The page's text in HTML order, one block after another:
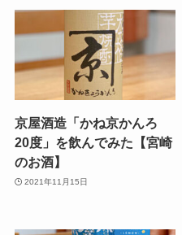
京屋酒造「かね京かんろ
20度」を飲んでみた【宮崎
のお酒】
2021年11月15日